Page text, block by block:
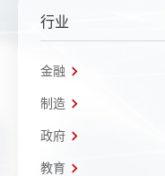
行业
金融
制造
政府
教育